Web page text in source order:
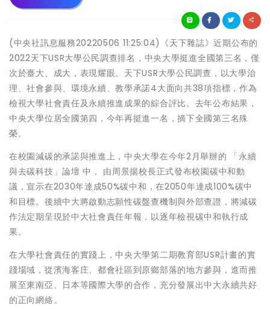
(中央社訊息服務20220506 11:25:04)《天下雜誌》近期公布的
2022天下USR大學公民調查排名，中央大學挺進全國第三名，僅
次於臺大、成大，表現耀眼。天下USR大學公民調查，以大學治
理、社會參與、環境永續、教學承諾4大面向共38項指標，作為
檢視大學社會責任及永續推進成果的綜合評比。去年公布結果，
中央大學位居全國第四，今年再挺進一名，摘下全國第三名殊
榮。
在校園減碳的承諾與推進上，中央大學在今年2月舉辦的 「永續
與去碳科技」論壇 中， 由周景揚校長正式發布校園碳中和動
議，宣示在2030年達成50%碳中和，在2050年達成100%碳中
和目標。後續中大將啟動志願性碳盤查機制與外部查證，將減碳
作法定期呈現於中大社會責任年報，以逐年檢視碳中和執行成
果。
在大學社會責任的實踐上，中央大學第二期教育部USR計畫的實
踐場域，從濱海客庄、都會社區到原鄉部落的地方參與，進而推
展至東南亞、日本等國際大學的合作，充分發展出中大永續共好
的正向網絡。